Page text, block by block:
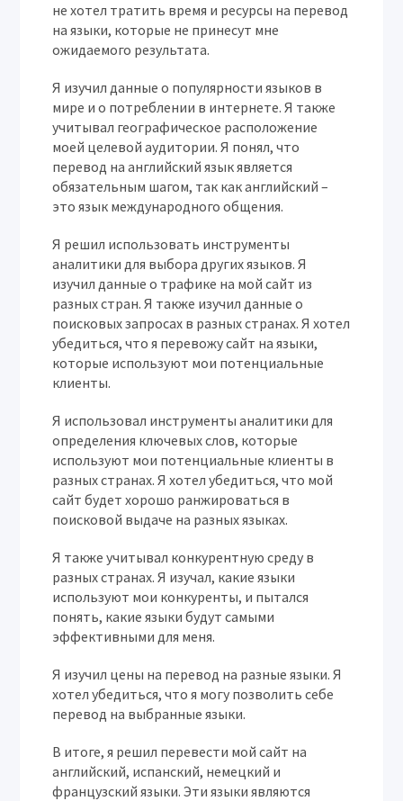
не хотел тратить время и ресурсы на перевод
на языки, которые не принесут мне
ожидаемого результата.
Я изучил данные о популярности языков в
мире и о потреблении в интернете. Я также
учитывал географическое расположение
моей целевой аудитории. Я понял, что
перевод на английский язык является
обязательным шагом, так как английский –
это язык международного общения.
Я решил использовать инструменты
аналитики для выбора других языков. Я
изучил данные о трафике на мой сайт из
разных стран. Я также изучил данные о
поисковых запросах в разных странах. Я хотел
убедиться, что я перевожу сайт на языки,
которые используют мои потенциальные
клиенты.
Я использовал инструменты аналитики для
определения ключевых слов, которые
используют мои потенциальные клиенты в
разных странах. Я хотел убедиться, что мой
сайт будет хорошо ранжироваться в
поисковой выдаче на разных языках.
Я также учитывал конкурентную среду в
разных странах. Я изучал, какие языки
используют мои конкуренты, и пытался
понять, какие языки будут самыми
эффективными для меня.
Я изучил цены на перевод на разные языки. Я
хотел убедиться, что я могу позволить себе
перевод на выбранные языки.
В итоге, я решил перевести мой сайт на
английский, испанский, немецкий и
французский языки. Эти языки являются